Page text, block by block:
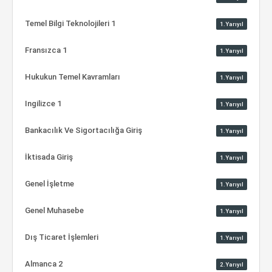
Temel Bilgi Teknolojileri 1 1.Yarıyıl
Fransızca 1 1.Yarıyıl
Hukukun Temel Kavramları 1.Yarıyıl
Ingilizce 1 1.Yarıyıl
Bankacılık Ve Sigortacılığa Giriş 1.Yarıyıl
İktisada Giriş 1.Yarıyıl
Genel İşletme 1.Yarıyıl
Genel Muhasebe 1.Yarıyıl
Dış Ticaret İşlemleri 1.Yarıyıl
Almanca 2 2.Yarıyıl